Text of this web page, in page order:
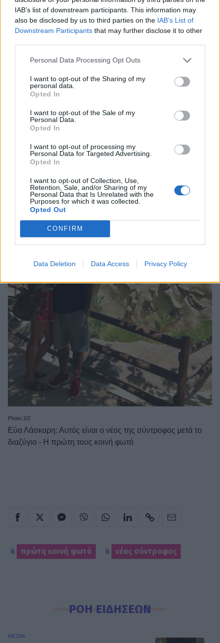
IAB’s list of downstream participants. This information may
also be disclosed by us to third parties on the IAB’s List of
Downstream Participants that may further disclose it to other
Personal Data Processing Opt Outs
I want to opt-out of the Sharing of my
personal data.
Opted In
I want to opt-out of the Sale of my
Personal Data.
Opted In
I want to opt-out of processing my
Personal Data for Targeted Advertising.
Opted In
I want to opt-out of Collection, Use,
Retention, Sale, and/or Sharing of my
Personal Data that Is Unrelated with the
Purposes for which it was collected.
Opted Out
CONFIRM
Data Deletion Data Access Privacy Policy
Εύα Λάσκαρη: Αυτός είναι ο νέος της σύντροφος μετά το
διαζύγιο - Η πρώτη τους κοινή φωτό
Photo 2/2
Εύα Λάσκαρη: Αυτός είναι ο νέος της σύντροφος μετά το
διαζύγιο - Η πρώτη τους κοινή φωτό
πρώτη κοινή φωτό νέος σύντροφος
ΡΟΗ ΕΙΔΗΣΕΩΝ
MEDIA